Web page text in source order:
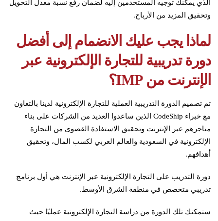
الذي يمكنك توجيه المستخدمين إليه لضمان رفع نسبة معدل التحويل
وتحقيق المزيد من الأرباح.
لماذا يجب عليك الانضمام إلى أفضل
دورة تدريبية للتجارة الإلكترونية عبر
الإنترنت من IMP؟
تم تصميم الدورة التدريبية العملية للتجارة الإلكترونية لدينا بالتعاون
مع خبراء CodeShip الذين ساعدوا العديد من الشركات على بناء
متاجرهم عبر الإنترنت وتحقيق الاستفادة القصوى من التجارة
الإلكترونية في السعودية والعالم العربي لكسب المال، وتحقيق
أهدافهم.
دورة التدريب على التجارة الإلكترونية عبر الإنترنت هي أول برنامج
تدريبي متخصص في منطقة الشرق الأوسط.
ستمكنك تلك الدورة من دراسة التجارة الإلكترونية عمليًا حيث